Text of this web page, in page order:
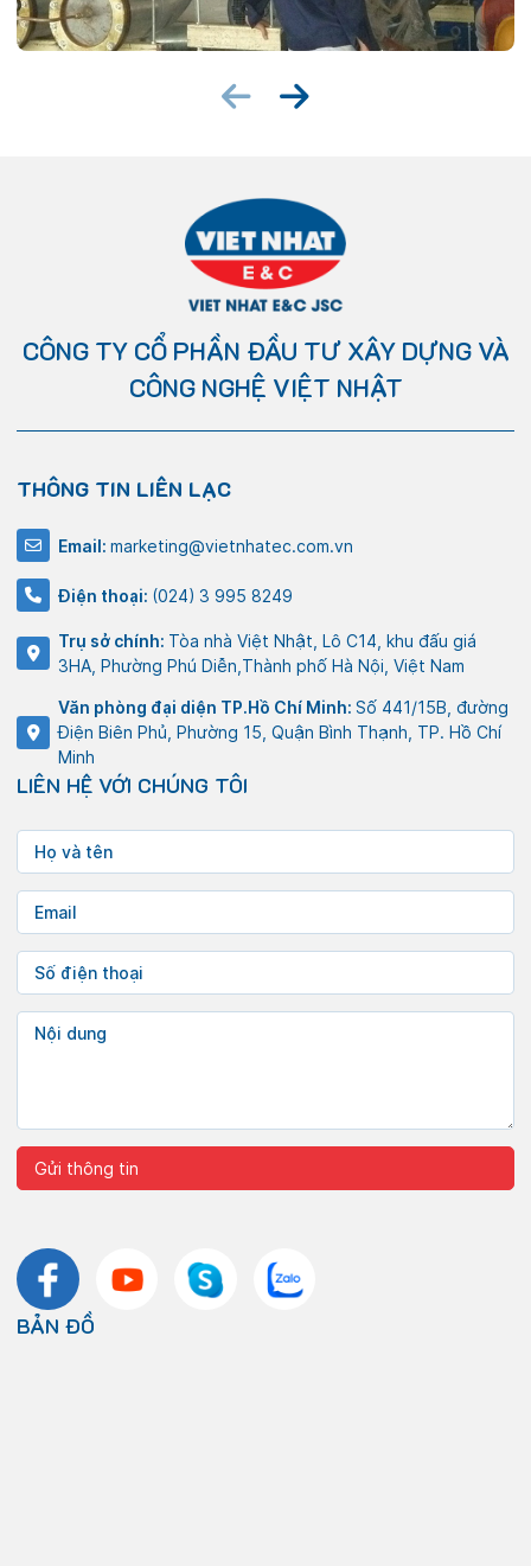
CÔNG TY CỔ PHẦN ĐẦU TƯ XÂY DỰNG VÀ
CÔNG NGHỆ VIỆT NHẬT
THÔNG TIN LIÊN LẠC
Email: marketing@vietnhatec.com.vn
Điện thoại: (024) 3 995 8249
Trụ sở chính: Tòa nhà Việt Nhật, Lô C14, khu đấu giá
3HA, Phường Phú Diễn,Thành phố Hà Nội, Việt Nam
Văn phòng đại diện TP.Hồ Chí Minh: Số 441/15B, đường
Điện Biên Phủ, Phường 15, Quận Bình Thạnh, TP. Hồ Chí
Minh
LIÊN HỆ VỚI CHÚNG TÔI
BẢN ĐỒ